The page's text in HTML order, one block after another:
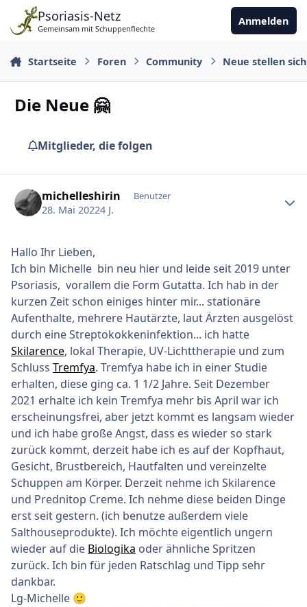
Zu Inhalt springen
Psoriasis-Netz
Gemeinsam mit Schuppenflechte
Anmelden
Startseite Foren Community Neue stellen
Die Neue 🤗
Mitglieder, die folgen
michelleshirin Benutzer
28. Mai 20224 J.
Hallo Ihr Lieben,
Ich bin Michelle bin neu hier und leide seit 2019 unter
Psoriasis, vorallem die Form Gutatta. Ich hab in der
kurzen Zeit schon einiges hinter mir... stationäre
Aufenthalte, mehrere Hautärzte, laut Ärzten ausgelöst
durch eine Streptokokkeninfektion... ich hatte
Skilarence, lokal Therapie, UV-Lichttherapie und zum
Schluss Tremfya. Tremfya habe ich in einer Studie
erhalten, diese ging ca. 1 1/2 Jahre. Seit Dezember
2021 erhalte ich kein Tremfya mehr bis April war ich
erscheinungsfrei, aber jetzt kommt es langsam wieder
und ich habe große Angst, dass es wieder so stark
zurück kommt, derzeit habe ich es auf der Kopfhaut,
Gesicht, Brustbereich, Hautfalten und vereinzelte
Schuppen am Körper. Derzeit nehme ich Skilarence
und Prednitop Creme. Ich nehme diese beiden Dinge
erst seit gestern. (ich benutze außerdem viele
Salthouseprodukte). Ich möchte eigentlich ungern
wieder auf die Biologika oder ähnliche Spritzen
zurück. Ich bin für jeden Ratschlag und Tipp sehr
dankbar.
Lg-Michelle 🙂